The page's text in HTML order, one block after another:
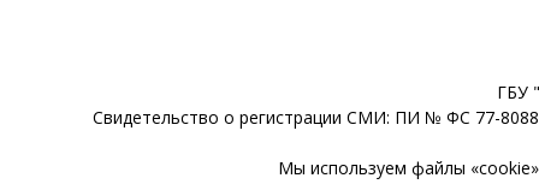
ГБУ
Свидетельство о регистрации СМИ: ПИ № ФС 77-
Мы используем файлы «cookie»